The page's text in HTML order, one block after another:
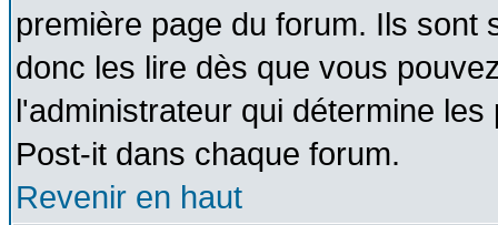
première page du forum. Ils
donc les lire dès que vous
l'administrateur qui détermine
Post-it dans chaque forum.
Revenir en haut